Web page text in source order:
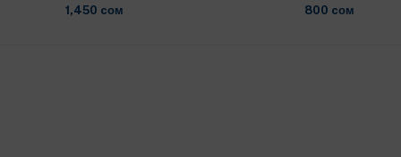
1,450 cом 800 cом